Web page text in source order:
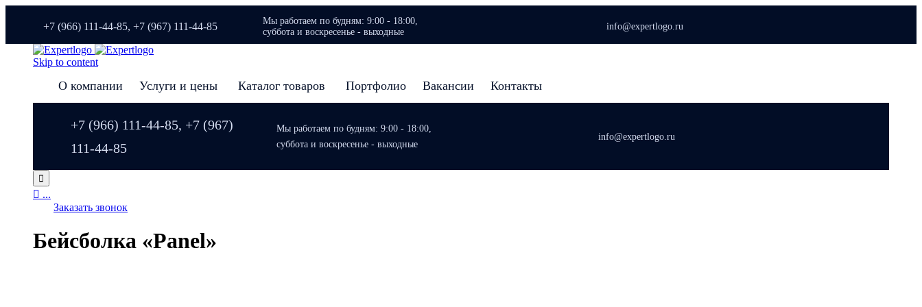
+7 (966) 111-44-85, +7 (967) 111-44-85
Мы работаем по будням: 9:00 - 18:00,
суббота и воскресенье - выходные
info@expertlogo.ru
Skip to content
О компании Услуги и цены Каталог товаров Портфолио Вакансии Контакты
+7 (966) 111-44-85, +7 (967)
111-44-85
Мы работаем по будням: 9:00 - 18:00,
суббота и воскресенье - выходные
info@expertlogo.ru

 ...
Заказать звонок
Бейсболка «Panel»